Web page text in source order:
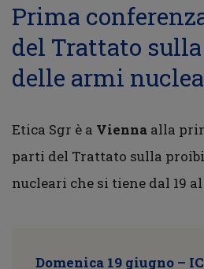
Prima
del Trattato
delle armi
Etica Sgr è a Vienna alla
parti del Trattato sulla
nucleari che si tiene dal 19
Domenica 19 giugno –